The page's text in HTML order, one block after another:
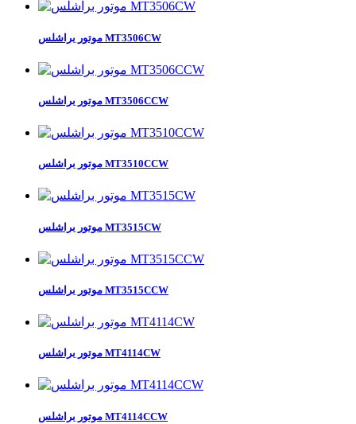
موتور براشلس MT3506CW
موتور براشلس MT3506CCW
موتور براشلس MT3510CCW
موتور براشلس MT3515CW
موتور براشلس MT3515CCW
موتور براشلس MT4114CW
موتور براشلس MT4114CCW